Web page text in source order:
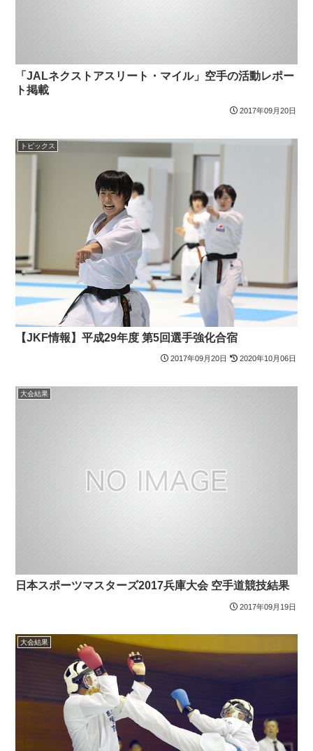
「JALネクストアスリート・マイル」空手の活動レポー
ト掲載
2017年09月20日
トピックス
【JKF情報】平成29年度 第5回選手強化合宿
2017年09月20日 2020年10月06日
大会結果
日本スポーツマスターズ2017兵庫大会 空手道競技結果
2017年09月19日
大会結果